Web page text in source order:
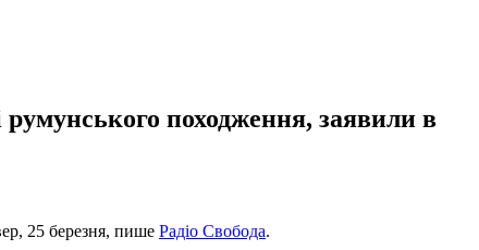
румунського походження, заявили в
25 березня, пише Радіо Свобода.